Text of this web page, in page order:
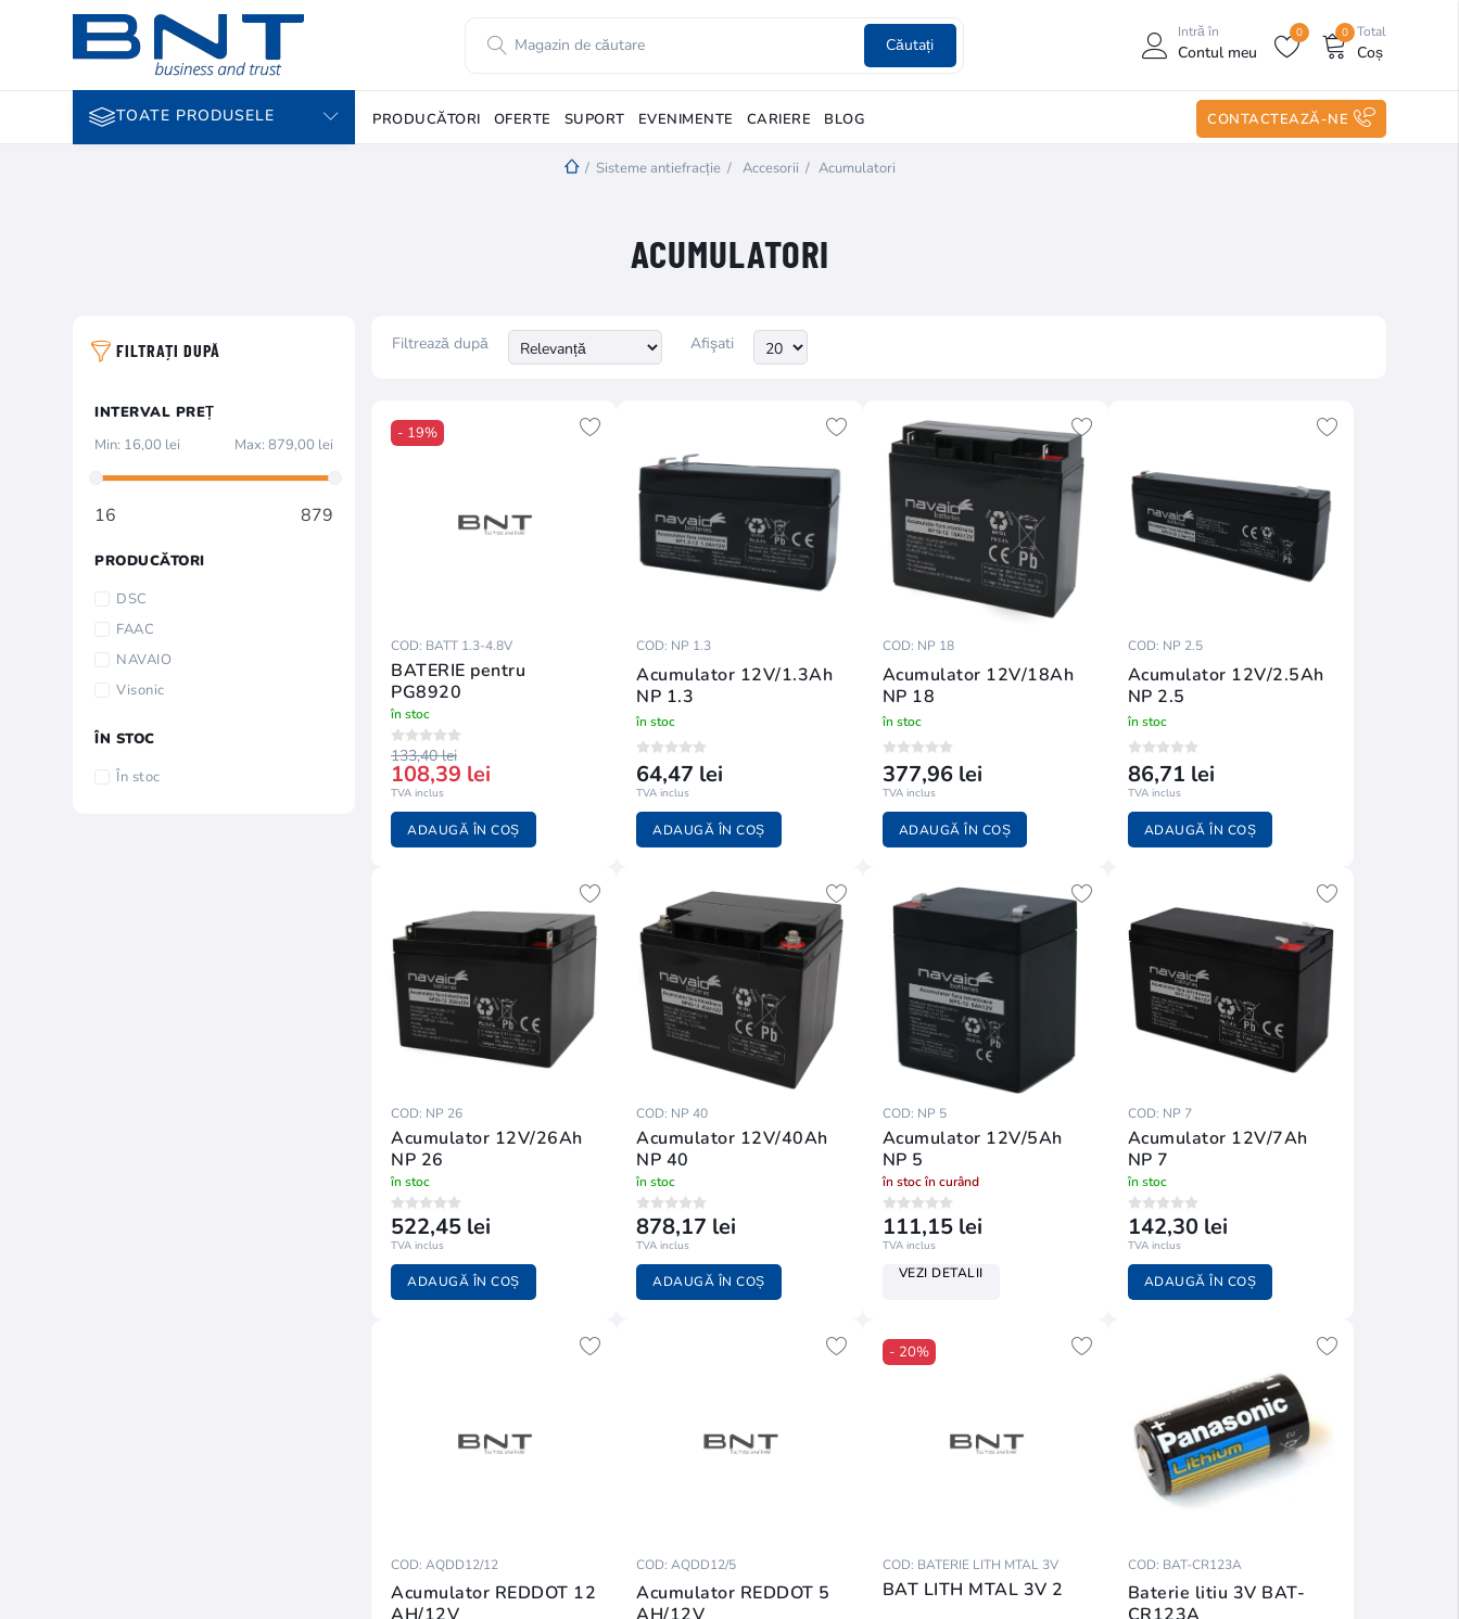
Căutați
Intră în
Contul meu
0 Total
Coș
0
TOATE PRODUSELE PRODUCĂTORI OFERTE SUPORT EVENIMENTE CARIERE BLOG CONTACTEAZĂ-NE
/ Sisteme antiefracție / Accesorii / Acumulatori
ACUMULATORI
FILTRAȚI DUPĂ
INTERVAL PREȚ
Min: 16,00 lei Max: 879,00 lei
16 879
PRODUCĂTORI
DSC
FAAC
NAVAIO
Visonic
ÎN STOC
În stoc
Filtrează după Afişati
- 19%
COD: BATT 1.3-4.8V
BATERIE pentru
PG8920
în stoc
133,40 lei
108,39 lei
TVA inclus
ADAUGĂ ÎN COȘ
COD: NP 1.3
Acumulator 12V/1.3Ah
NP 1.3
în stoc
64,47 lei
TVA inclus
ADAUGĂ ÎN COȘ
COD: NP 18
Acumulator 12V/18Ah
NP 18
în stoc
377,96 lei
TVA inclus
ADAUGĂ ÎN COȘ
COD: NP 2.5
Acumulator 12V/2.5Ah
NP 2.5
în stoc
86,71 lei
TVA inclus
ADAUGĂ ÎN COȘ
COD: NP 26
Acumulator 12V/26Ah
NP 26
în stoc
522,45 lei
TVA inclus
ADAUGĂ ÎN COȘ
COD: NP 40
Acumulator 12V/40Ah
NP 40
în stoc
878,17 lei
TVA inclus
ADAUGĂ ÎN COȘ
COD: NP 5
Acumulator 12V/5Ah
NP 5
în stoc în curând
111,15 lei
TVA inclus
VEZI DETALII
COD: NP 7
Acumulator 12V/7Ah
NP 7
în stoc
142,30 lei
TVA inclus
ADAUGĂ ÎN COȘ
COD: AQDD12/12
Acumulator REDDOT 12
COD: AQDD12/5
Acumulator REDDOT 5
- 20%
COD: BATERIE LITH MTAL 3V
BAT LITH MTAL 3V 2
COD: BAT-CR123A
Baterie litiu 3V BAT-